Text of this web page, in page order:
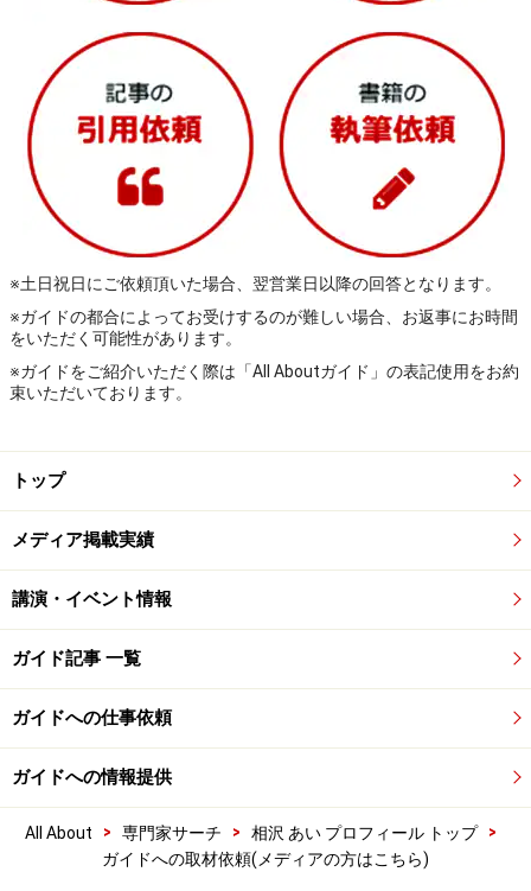
※土日祝日にご依頼頂いた場合、翌営業日以降の回答となります。
※ガイドの都合によってお受けするのが難しい場合、お返事にお時間
をいただく可能性があります。
※ガイドをご紹介いただく際は「All Aboutガイド」の表記使用をお約
束いただいております。
トップ
メディア掲載実績
講演・イベント情報
ガイド記事 一覧
ガイドへの仕事依頼
ガイドへの情報提供
All About > 専門家サーチ > 相沢 あい プロフィール トップ
>
ガイドへの取材依頼(メディアの方はこちら)